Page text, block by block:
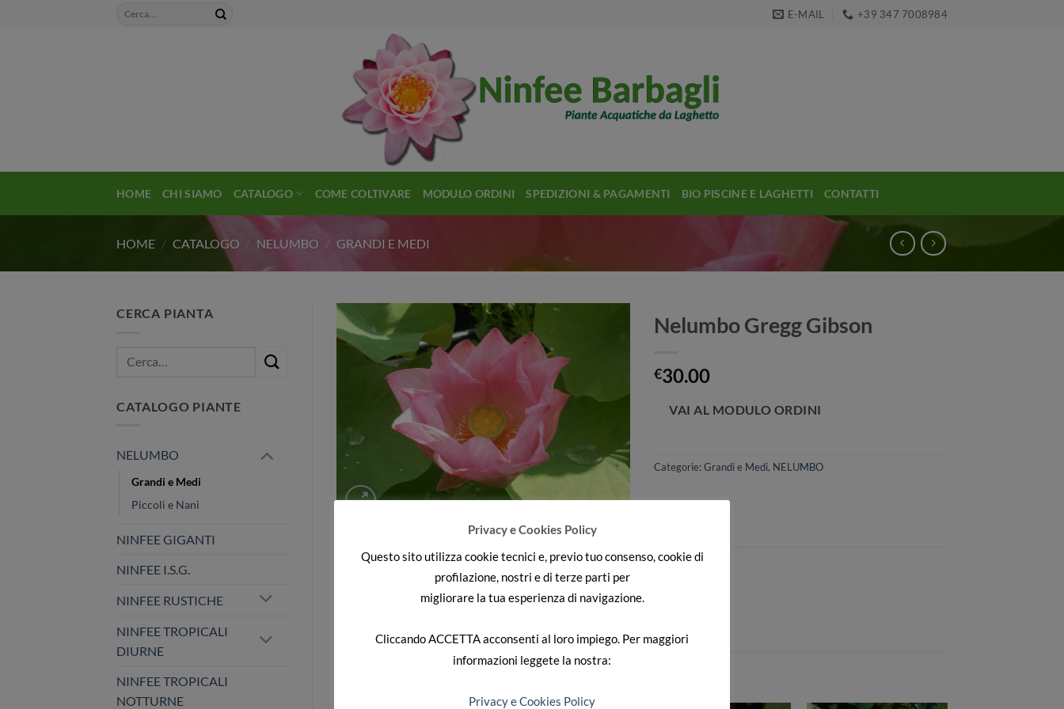
E-MAIL +39 347 7008984
HOME CHI SIAMO CATALOGO COME COLTIVARE MODULO ORDINI SPEDIZIONI & PAGAMENTI BIO PISCINE E LAGHETTI CONTATTI
HOME / CATALOGO / NELUMBO / GRANDI E MEDI
desideri
Nelumbo Gregg Gibson
€30.00
Categorie:Grandi e Medi, NELUMBO
DESCRIZIONE
loto medio dal fiore rosa con petali a punta
CERCA PIANTA
CATALOGO PIANTE
NELUMBO
Grandi e Medi
Piccoli e Nani
NINFEE GIGANTI
NINFEE I.S.G.
NINFEE RUSTICHE
NINFEE TROPICALI
DIURNE
NINFEE TROPICALI
NOTTURNE
Privacy e Cookies Policy
Questo sito utilizza cookie tecnici e, previo tuo consenso, cookie di
profilazione, nostri e di terze parti per
migliorare la tua esperienza di navigazione.
CliccandoACCETTAacconsenti al loro impiego. Per maggiori
informazioni leggete la nostra:
Privacy e Cookies Policy